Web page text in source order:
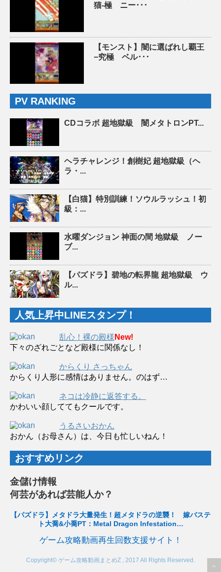
猫-極 ニー･･･
【モンスト】闇に選ばれし覇王
−究極 ベル･･･
PV RANKING
CDコラボ 超地獄級 闇メタトロンPT...
ヘラチャレンジ！創樹妃 超地獄級（ヘ
ラ・...
【白猫】特別訓練！ソウルラッシュ！初
級：...
水曜ダンジョン 神面の間 地獄級 ノー
ブ...
【パズドラ】碧地の転界龍 超地獄級 ウ
ル...
人気上昇中LINEスタンプ！
乱心！裸の殿様 New!
下々のざれごとなど殿様に関係なし！
からくり さっちゃん
からくり人形に感情はありません。のはず…
ネコは冷静に返答する。
かわいい顔しててもクールです。
うるさいおかん
おかん（お母さん）は、今日も忙しいねん！
おすすめリンク
金儲け情報
何芸があれば芸能人か？
【パズドラ】メタドラ大量発生！超メタドラの逆襲！ 嫁バステ
ト大喬&小喬PT：Metal Dragon Infestation…
ゲーム攻略動画再生回数支援サイト！
Copyright© ゲーム攻略動画まとめZ , 2017 All Rights Reserved.